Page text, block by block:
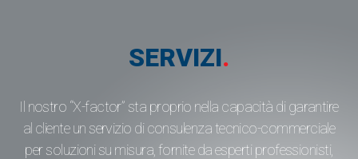
SERVIZI.
Il nostro “X-factor” sta proprio nella capacità di garantire
al cliente un servizio di consulenza tecnico-commerciale
per soluzioni su misura, fornite da esperti professionisti,